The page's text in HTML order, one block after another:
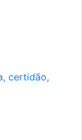
certidão,